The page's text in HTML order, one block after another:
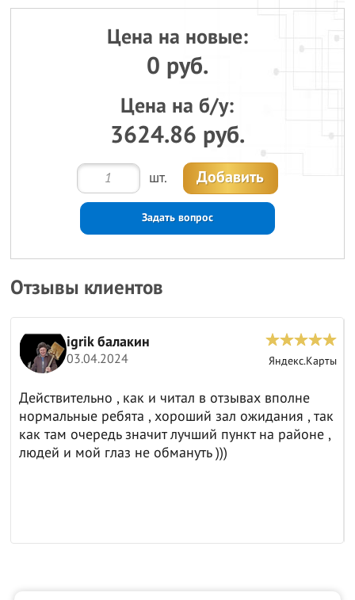
Цена на новые:
0 руб.
Цена на б/у:
3624.86 руб.
шт. Добавить
Задать вопрос
Отзывы клиентов
igrik балакин
03.04.2024 Яндекс.Карты
Действительно , как и читал в отзывах вполне
нормальные ребята , хороший зал ожидания , так
как там очередь значит лучший пункт на районе ,
людей и мой глаз не обмануть )))